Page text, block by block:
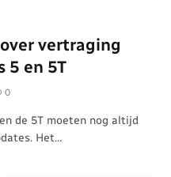
vertraging
5 en 5T
0
de 5T moeten nog altijd
Het…